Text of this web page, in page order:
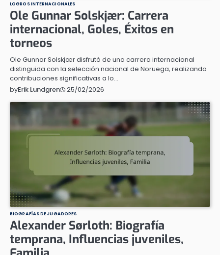
LOGROS INTERNACIONALES
Ole Gunnar Solskjær: Carrera
internacional, Goles, Éxitos en
torneos
Ole Gunnar Solskjær disfrutó de una carrera internacional
distinguida con la selección nacional de Noruega, realizando
contribuciones significativas a lo…
byErik Lundgren 25/02/2026
BIOGRAFÍAS DE JUGADORES
Alexander Sørloth: Biografía
temprana, Influencias juveniles,